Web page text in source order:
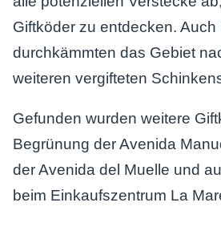
Giftköder zu entdecken. Auch
durchkämmten das Gebiet
weiteren vergifteten
Gefunden wurden weitere
Begrünung der Avenida
der Avenida del Muelle und
beim Einkaufszentrum La